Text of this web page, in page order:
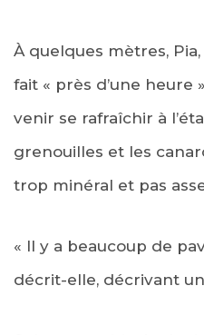
À quelques mètres,
fait « près d’une heure
venir se rafraîchir à
grenouilles et les
trop minéral et pas
« Il y a beaucoup de
décrit-elle, décrivant